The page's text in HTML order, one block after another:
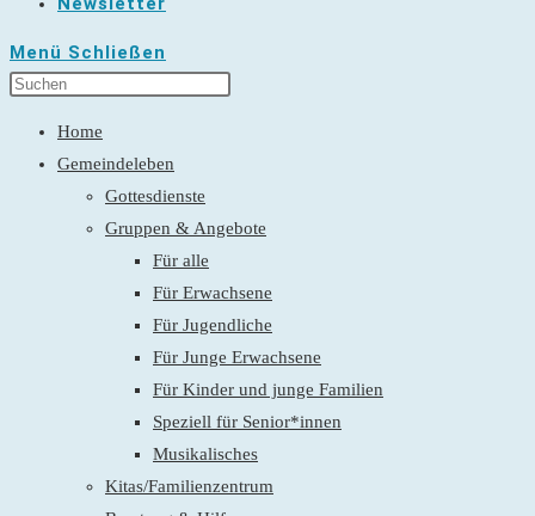
Menü Schließen
Home
Gemeindeleben
Gottesdienste
Gruppen & Angebote
Für alle
Für Erwachsene
Für Jugendliche
Für Junge Erwachsene
Für Kinder und junge Familien
Speziell für Senior*innen
Musikalisches
Kitas/Familienzentrum